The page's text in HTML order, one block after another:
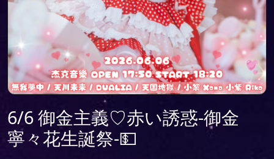
6/6 御金主義♡赤い誘惑-御金
寧々花生誕祭-💵